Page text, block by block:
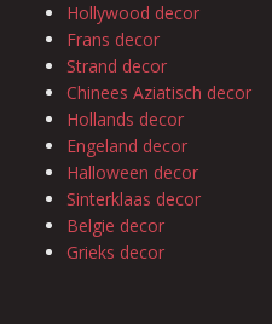
Hollywood decor
Frans decor
Strand decor
Chinees Aziatisch decor
Hollands decor
Engeland decor
Halloween decor
Sinterklaas decor
Belgie decor
Grieks decor